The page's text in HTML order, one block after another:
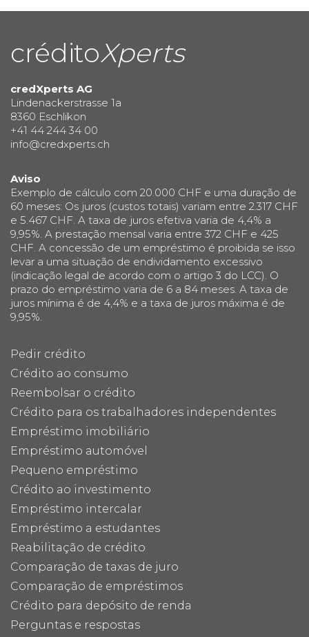
créditoXperts
credXperts AG
Lindenackerstrasse 1a
8360 Eschlikon
+41 44 244 34 00
info@credxperts.ch
Aviso
Exemplo de cálculo com 20.000 CHF e uma duração de
60 meses: Os juros (custos totais) variam entre 2.317 CHF
e 5.467 CHF. A taxa de juros efetiva varia de 4,4% a
9,95%. A prestação mensal varia entre 372 CHF e 425
CHF. A concessão de um empréstimo é proibida se isso
levar a uma situação de endividamento excessivo
(indicação legal de acordo com o artigo 3 do LCC). O
prazo do empréstimo varia de 6 a 84 meses. A taxa de
juros mínima é de 4,4% e a taxa de juros máxima é de
9,95%.
Pedir crédito
Crédito ao consumo
Reembolsar o crédito
Crédito para os trabalhadores independentes
Empréstimo imobiliário
Empréstimo automóvel
Pequeno empréstimo
Crédito ao investimento
Empréstimo intercalar
Empréstimo a estudantes
Reabilitação de crédito
Comparação de taxas de juro
Comparação de empréstimos
Crédito para depósito de renda
Perguntas e respostas